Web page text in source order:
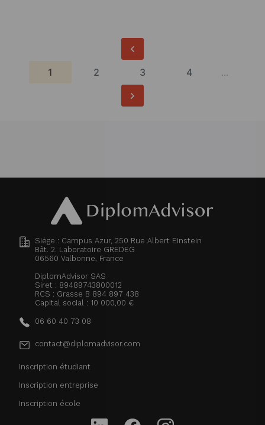
1 2 3 4 ...
Siège : Campus Azur, 250 Rue Albert Einstein
Bât. 2. Laboratoire GREDEG
06560 Valbonne, France
DiplomAdvisor SAS
Siret : 89489743800012
RCS : Grasse B 894 897 438
Capital social : 10 000,00 €
06 60 40 73 08
contact@diplomadvisor.com
Inscription étudiant
Inscription entreprise
Inscription école